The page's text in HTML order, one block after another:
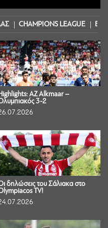
CHAMPIONS LEAGUE
AZ Alkmaar –
3-2
δηλώσεις του Σάλιακα στο
TV!